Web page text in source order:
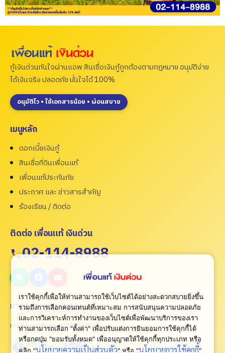
กู้เงินด่วนทันใจผ่านแอพ สินเชื่อเงินกู้ถูกต้องตามกฎหมาย อนุมัติง่าย
ได้เงินจริง ปลอดภัย มั่นใจได้ 100%
อนุมัติไว • ใช้เอกสารน้อย • ผ่อนสบาย
เมนูหลัก
ดอกเบี้ยเงินกู้
สินเชื่อที่ดินเพื่อนแท้
เพื่อนแท้ประกันภัย
ประกาศ และ ข่าวสารสำคัญ
ร้องเรียน / ติดต่อ
ติดต่อ เพื่อนแท้ เงินด่วน
02-114-8988
มาตรฐานการรับรอง
เลขที่ใบอนุญาต ว00007/2565
เราใช้คุกกี้เพื่อให้ท่านสามารถใช้เว็บไซต์ได้อย่างสะดวกสบายยิ่งขึ้น
รวมถึงการเลือกคอนเทนต์ที่เหมาะสม การสนับสนุนความปลอดภัย
และการวิเคราะห์การทำงานของเว็บไซต์เพื่อพัฒนาบริการของเรา
ท่านสามารถเลือก "ตั้งค่า" เพื่อปรับแต่งการยินยอมการใช้คุกกี้ได้
หรือกดปุ่ม "ยอมรับทั้งหมด" เพื่ออนุญาตให้ใช้คุกกี้ทุกประเภท หรือ
คลิก "นโยบายความเป็นส่วนตัว" หรือ "นโยบายการใช้คุกกี้"